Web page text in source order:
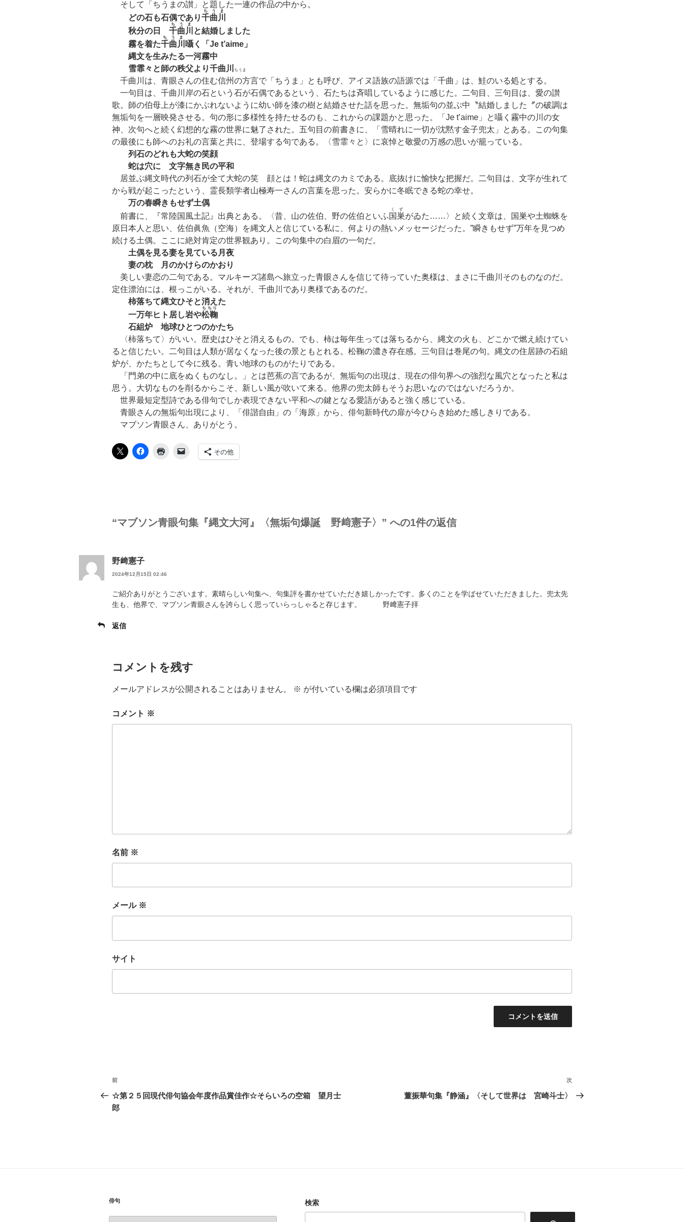
そして「ちうまの讃」と題した一連の作品の中から。
どの石も石偶であり千曲川
ちうま
秋分の日 千曲川
ちうま
と結婚しました
霧を着た千曲川
ちうま
囁く「Je t’aime」
縄文を生みたる一河霧中
雪霏々と師の秩父より千曲川 ちうま
千曲川は、青眼さんの住む信州の方言で「ちうま」とも呼び、アイヌ語族の語源では「千曲」は、鮭のいる処とする。
一句目は、千曲川岸の石という石が石偶であるという、石たちは斉唱しているように感じた。二句目、三句目は、愛の讃
歌。師の伯母上が漆にかぶれないように幼い師を漆の樹と結婚させた話を思った。無垢句の並ぶ中〝結婚しました〞の破調は
無垢句を一層映発させる。句の形に多様性を持たせるのも、これからの課題かと思った。「Je t’aime」と囁く霧中の川の女
神、次句へと続く幻想的な霧の世界に魅了された。五句目の前書きに、「雪晴れに一切が沈黙す金子兜太」とある。この句集
の最後にも師へのお礼の言葉と共に、登場する句である。〈雪霏々と〉に哀悼と敬愛の万感の思いが籠っている。
列石のどれも大蛇の笑顔
蛇は穴に 文字無き民の平和
居並ぶ縄文時代の列石が全て大蛇の笑 顔とは！蛇は縄文のカミである。底抜けに愉快な把握だ。二句目は、文字が生れて
から戦が起こったという、霊長類学者山極寿一さんの言葉を思った。安らかに冬眠できる蛇の幸せ。
万の春瞬きもせず土偶
前書に、『常陸国風土記』出典とある。〈昔、山の佐伯、野の佐伯といふ国巣
くず
がゐた……〉と続く文章は、国巣や土蜘蛛を
原日本人と思い、佐伯眞魚（空海）を縄文人と信じている私に、何よりの熱いメッセージだった。”瞬きもせず”万年を見つめ
続ける土偶。ここに絶対肯定の世界観あり。この句集中の白眉の一句だ。
土偶を見る妻を見ている月夜
妻の枕 月のかけらのかおり
美しい妻恋の二句である。マルキーズ諸島へ旅立った青眼さんを信じて待っていた奥様は、まさに千曲川そのものなのだ。
定住漂泊には、根っこがいる。それが、千曲川であり奥様であるのだ。
柿落ちて縄文ひそと消えた
一万年ヒト居し岩や松鞠
ちちり
石組炉 地球ひとつのかたち
〈柿落ちて〉がいい。歴史はひそと消えるもの。でも、柿は毎年生っては落ちるから、縄文の火も、どこかで燃え続けてい
ると信じたい。二句目は人類が居なくなった後の景ともとれる。松鞠の濃き存在感。三句目は巻尾の句。縄文の住居跡の石組
炉が、かたちとして今に残る。青い地球のものがたりである。
「門弟の中に底をぬくものなし。」とは芭蕉の言であるが、無垢句の出現は、現在の俳句界への強烈な風穴となったと私は
思う。大切なものを削るからこそ、新しい風が吹いて来る。他界の兜太師もそうお思いなのではないだろうか。
世界最短定型詩である俳句でしか表現できない平和への鍵となる愛語があると強く感じている。
青眼さんの無垢句出現により、「俳諧自由」の「海原」から、俳句新時代の扉が今ひらき始めた感しきりである。
マブソン青眼さん、ありがとう。
その他
“マブソン青眼句集『縄文大河』〈無垢句爆誕 野﨑憲子〉” への1件の返信
野﨑憲子
2024年12月15日 02:46
ご紹介ありがとうございます。素晴らしい句集へ、句集評を書かせていただき嬉しかったです。多くのことを学ばせていただきました。兜太先
生も、他界で、マブソン青眼さんを誇らしく思っていらっしゃると存じます。 野﨑憲子拝
返信
コメントを残す
メールアドレスが公開されることはありません。 ※ が付いている欄は必須項目です
コメント ※
名前 ※
メール ※
サイト
投
稿
ナ
ョ
前
の
投
前
☆第２５回現代俳句協会年度作品賞佳作☆そらいろの空箱 望月士
郎
次
の
次
董振華句集『静涵』〈そして世界は 宮崎斗士〉
俳句 検索